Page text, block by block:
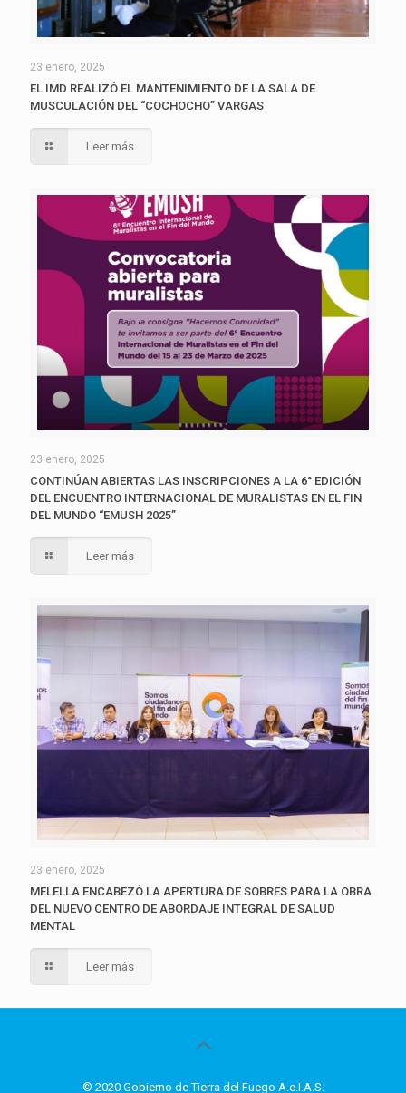
23 enero, 2025
EL IMD REALIZÓ EL MANTENIMIENTO DE LA SALA DE
MUSCULACIÓN DEL “COCHOCHO” VARGAS
Leer más
23 enero, 2025
CONTINÚAN ABIERTAS LAS INSCRIPCIONES A LA 6° EDICIÓN
DEL ENCUENTRO INTERNACIONAL DE MURALISTAS EN EL FIN
DEL MUNDO “EMUSH 2025”
Leer más
23 enero, 2025
MELELLA ENCABEZÓ LA APERTURA DE SOBRES PARA LA OBRA
DEL NUEVO CENTRO DE ABORDAJE INTEGRAL DE SALUD
MENTAL
Leer más
© 2020 Gobierno de Tierra del Fuego A.e.I.A.S.